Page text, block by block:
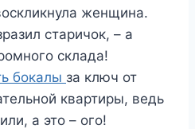
женщина.
старичок, – а
склада!
бокалы за ключ от
квартиры, ведь
а это – ого!